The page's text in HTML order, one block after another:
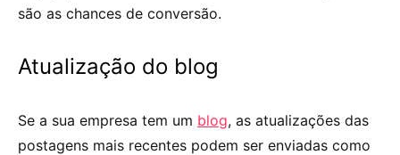
são as chances de conversão.
Atualização do blog
Se a sua empresa tem um blog, as atualizações das
postagens mais recentes podem ser enviadas como